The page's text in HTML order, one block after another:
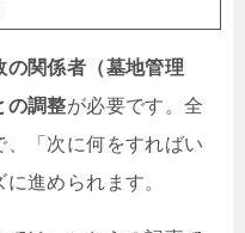
の関係者（墓地管理
の調整が必要です。全
「次に何をすればい
進められます。